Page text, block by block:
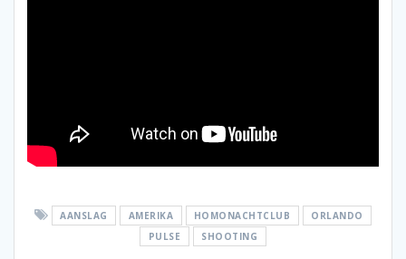
AANSLAG AMERIKA HOMONACHTCLUB
ORLANDO
PULSE
SHOOTING